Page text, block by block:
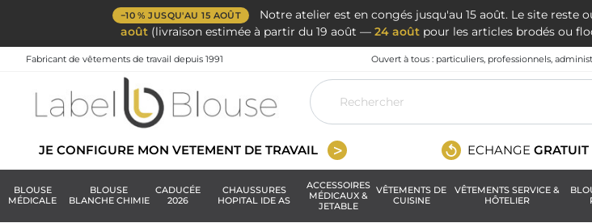
−10 % JUSQU'AU 15 AOÛT Notre atelier est en congés jusqu'au 15 août. Le site
août (livraison estimée à partir du 19 août — 24 août pour les articles brodés ou
Fabricant de vêtements de travail depuis 1991 Ouvert à tous : particuliers, professionnels,
JE CONFIGURE MON VETEMENT DE TRAVAIL ECHANGE GRATUIT
BLOUSE
MÉDICALE
BLOUSE
BLANCHE CHIMIE
CADUCÉE
2026
CHAUSSURES
HOPITAL IDE AS
ACCESSOIRES
MÉDICAUX &
JETABLE
VÊTEMENTS DE
CUISINE
VÊTEMENTS SERVICE &
HÔTELIER